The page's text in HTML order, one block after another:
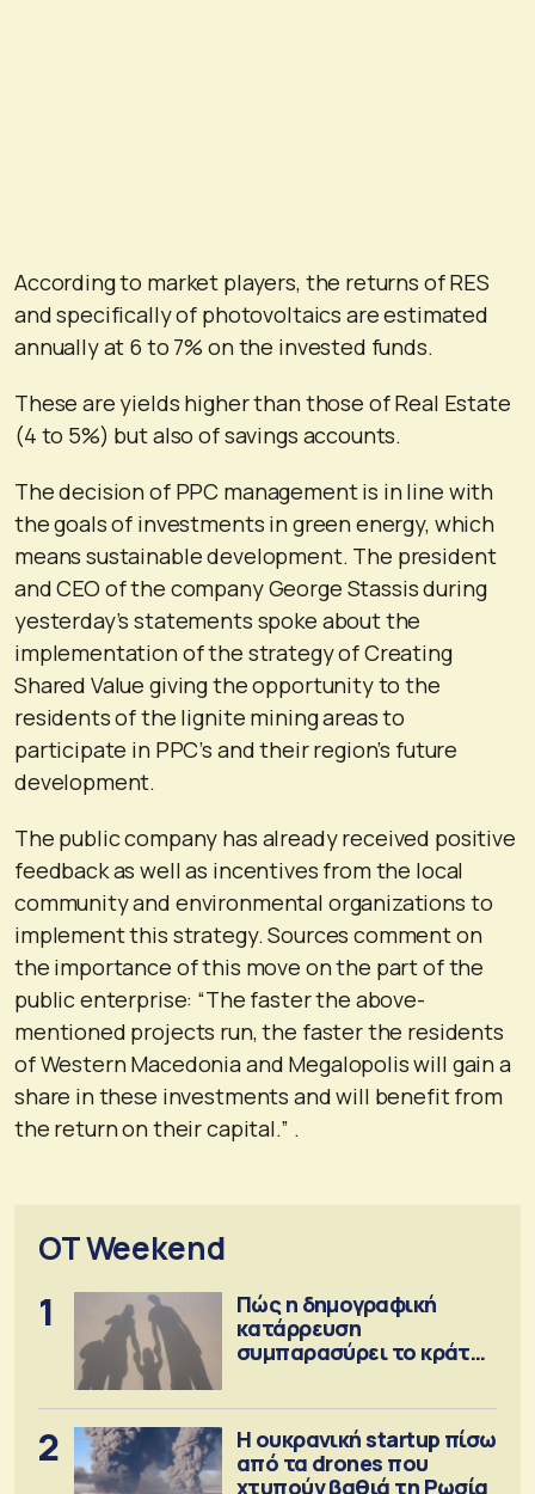
According to market players, the returns of RES
and specifically of photovoltaics are estimated
annually at 6 to 7% on the invested funds.
These are yields higher than those of Real Estate
(4 to 5%) but also of savings accounts.
The decision of PPC management is in line with
the goals of investments in green energy, which
means sustainable development. The president
and CEO of the company George Stassis during
yesterday’s statements spoke about the
implementation of the strategy of Creating
Shared Value giving the opportunity to the
residents of the lignite mining areas to
participate in PPC’s and their region’s future
development.
The public company has already received positive
feedback as well as incentives from the local
community and environmental organizations to
implement this strategy. Sources comment on
the importance of this move on the part of the
public enterprise: “The faster the above-
mentioned projects run, the faster the residents
of Western Macedonia and Megalopolis will gain a
share in these investments and will benefit from
the return on their capital.” .
OT Weekend
1
Πώς η δημογραφική
κατάρρευση
συμπαρασύρει το κράτος
2
Η ουκρανική startup πίσω
από τα drones που
χτυπούν βαθιά τη Ρωσία